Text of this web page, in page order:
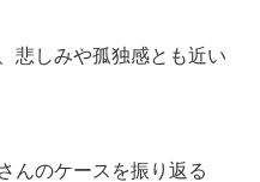
悲しみや孤独感とも近い
んのケースを振り返る